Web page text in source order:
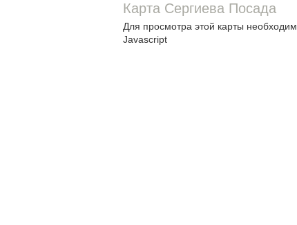
Карта Сергиева Посада
Для просмотра этой карты необходим
Javascript